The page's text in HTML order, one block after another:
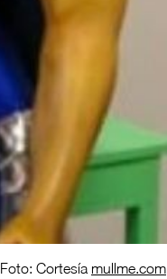
Foto: Cortesía mullme.com